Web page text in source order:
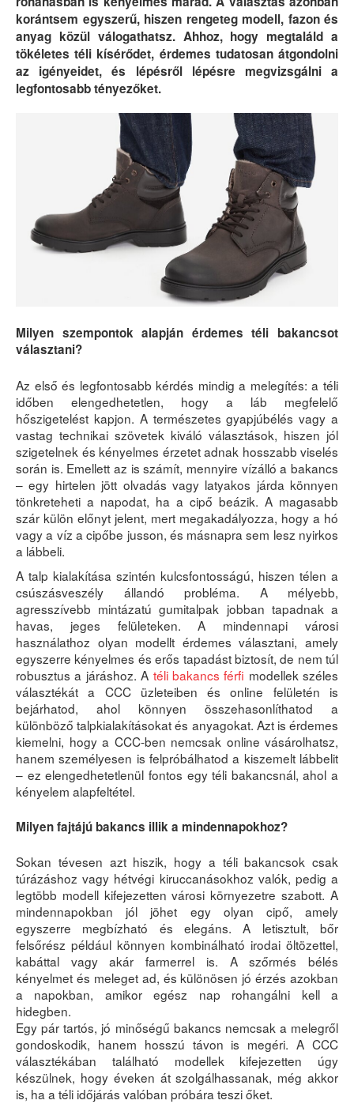
korántsem egyszerű, hiszen rengeteg modell, fazon és
anyag közül válogathatsz. Ahhoz, hogy megtaláld a
tökéletes téli kísérődet, érdemes tudatosan átgondolni
az igényeidet, és lépésről lépésre megvizsgálni a
legfontosabb tényezőket.
Milyen szempontok alapján érdemes téli bakancsot
választani?
Az első és legfontosabb kérdés mindig a melegítés: a téli
időben elengedhetetlen, hogy a láb megfelelő
hőszigetelést kapjon. A természetes gyapjúbélés vagy a
vastag technikai szövetek kiváló választások, hiszen jól
szigetelnek és kényelmes érzetet adnak hosszabb viselés
során is. Emellett az is számít, mennyire vízálló a bakancs
– egy hirtelen jött olvadás vagy latyakos járda könnyen
tönkreteheti a napodat, ha a cipő beázik. A magasabb
szár külön előnyt jelent, mert megakadályozza, hogy a hó
vagy a víz a cipőbe jusson, és másnapra sem lesz nyirkos
a lábbeli.
A talp kialakítása szintén kulcsfontosságú, hiszen télen a
csúszásveszély állandó probléma. A mélyebb,
agresszívebb mintázatú gumitalpak jobban tapadnak a
havas, jeges felületeken. A mindennapi városi
használathoz olyan modellt érdemes választani, amely
egyszerre kényelmes és erős tapadást biztosít, de nem túl
robusztus a járáshoz. A téli bakancs férfi modellek széles
választékát a CCC üzleteiben és online felületén is
bejárhatod, ahol könnyen összehasonlíthatod a
különböző talpkialakításokat és anyagokat. Azt is érdemes
kiemelni, hogy a CCC-ben nemcsak online vásárolhatsz,
hanem személyesen is felpróbálhatod a kiszemelt lábbelit
– ez elengedhetetlenül fontos egy téli bakancsnál, ahol a
kényelem alapfeltétel.
Milyen fajtájú bakancs illik a mindennapokhoz?
Sokan tévesen azt hiszik, hogy a téli bakancsok csak
túrázáshoz vagy hétvégi kiruccanásokhoz valók, pedig a
legtöbb modell kifejezetten városi környezetre szabott. A
mindennapokban jól jöhet egy olyan cipő, amely
egyszerre megbízható és elegáns. A letisztult, bőr
felsőrész például könnyen kombinálható irodai öltözettel,
kabáttal vagy akár farmerrel is. A szőrmés bélés
kényelmet és meleget ad, és különösen jó érzés azokban
a napokban, amikor egész nap rohangálni kell a
hidegben.
Egy pár tartós, jó minőségű bakancs nemcsak a melegről
gondoskodik, hanem hosszú távon is megéri. A CCC
választékában található modellek kifejezetten úgy
készülnek, hogy éveken át szolgálhassanak, még akkor
is, ha a téli időjárás valóban próbára teszi őket.